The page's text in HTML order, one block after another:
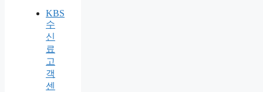
KBS
수
신
료
고
객
센